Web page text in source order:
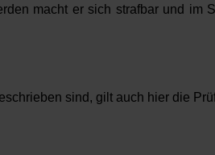
macht er sich strafbar und im
sind, gilt auch hier die